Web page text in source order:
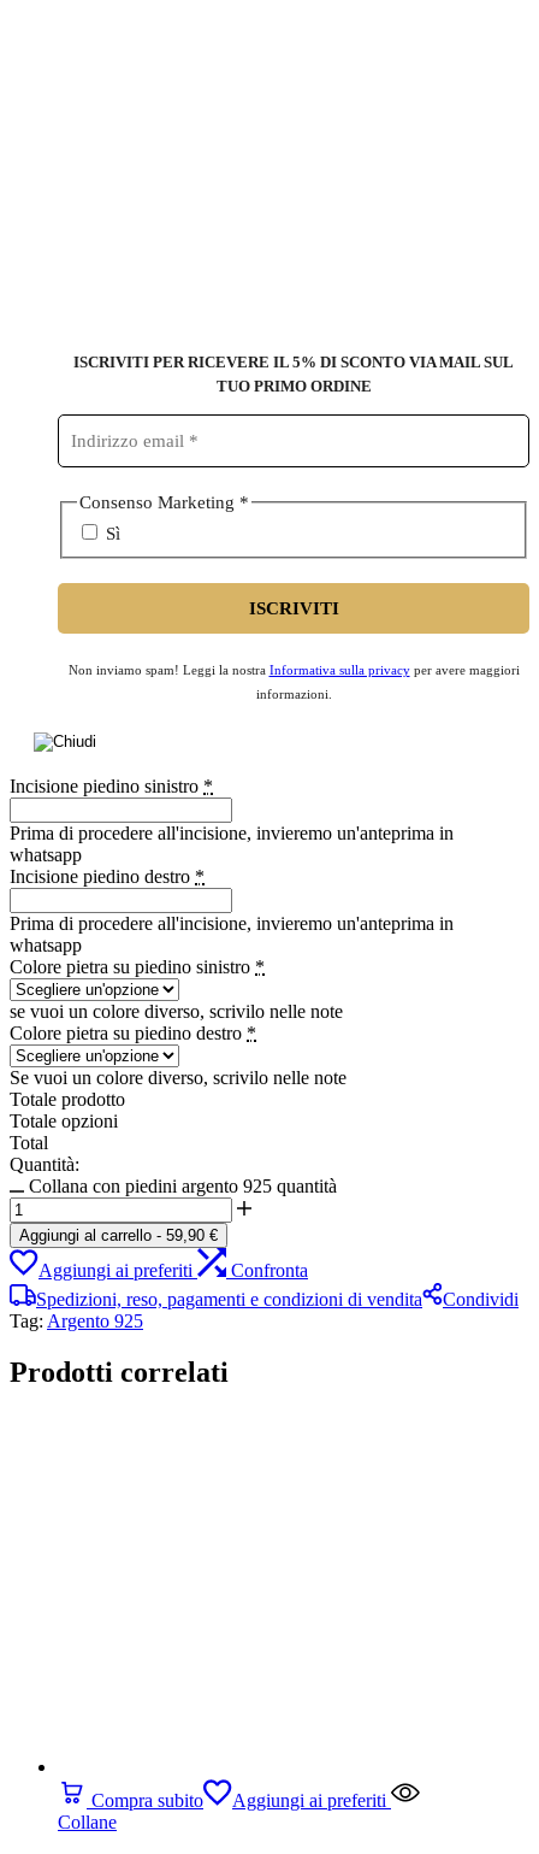
ISCRIVITI PER RICEVERE IL 5% DI SCONTO VIA MAIL SUL
TUO PRIMO ORDINE
Consenso Marketing *
Sì
Non inviamo spam! Leggi la nostra Informativa sulla privacyper avere maggiori
informazioni.
Incisione piedino sinistro *
Prima di procedere all'incisione, invieremo un'anteprima in
whatsapp
Incisione piedino destro *
Prima di procedere all'incisione, invieremo un'anteprima in
whatsapp
Colore pietra su piedino sinistro *
se vuoi un colore diverso, scrivilo nelle note
Colore pietra su piedino destro *
Se vuoi un colore diverso, scrivilo nelle note
Totale prodotto
Totale opzioni
Total
Quantità:
Collana con piedini argento 925 quantità
Aggiungi al carrello - 59,90 €
Aggiungi ai preferiti
Confronta
Spedizioni, reso, pagamenti e condizioni di vendita
Condividi
Tag: Argento 925
Prodotti correlati
Compra subito
Aggiungi ai preferiti
Collane